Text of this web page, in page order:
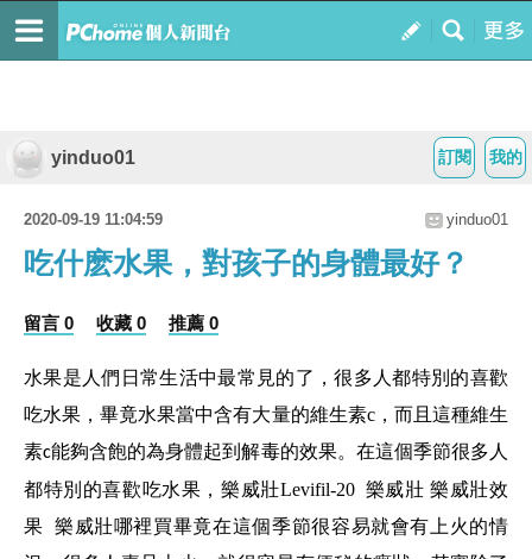
我的
訂閱
yinduo01
2020-09-19 11:04:59 yinduo01
吃什麽水果，對孩子的身體最好？
留言 0 收藏 0 推薦 0
水果是人們日常生活中最常見的了，很多人都特別的喜歡
吃水果，畢竟水果當中含有大量的維生素c，而且這種維生
素c能夠含飽的為身體起到解毒的效果。在這個季節很多人
都特別的喜歡吃水果， 樂威壯Levifil-20 樂威壯 樂威壯效
果 樂威壯哪裡買畢竟在這個季節很容易就會有上火的情